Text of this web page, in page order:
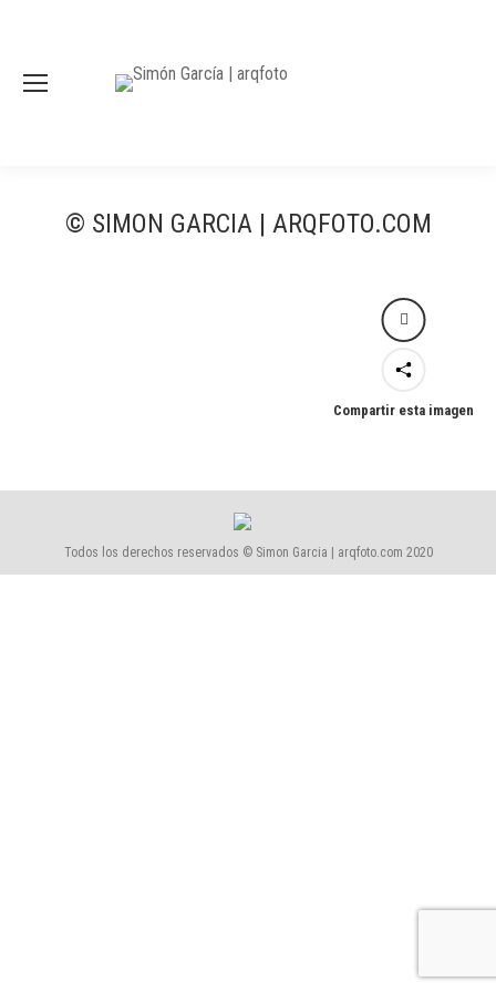
© SIMON GARCIA | ARQFOTO.COM
Compartir esta imagen
Todos los derechos reservados © Simon Garcia | arqfoto.com 2020